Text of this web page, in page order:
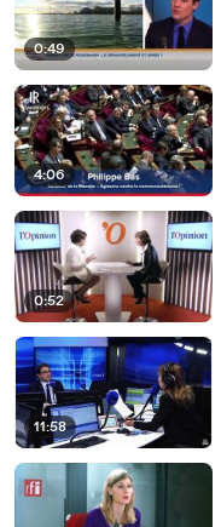
0:49
4:06
0:52
11:58